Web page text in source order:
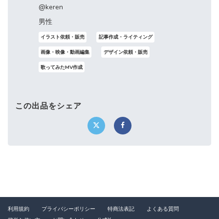
@keren
男性
イラスト依頼・販売 記事作成・ライティング
画像・映像・動画編集 デザイン依頼・販売
歌ってみたMV作成
この出品をシェア
利用規約 プライバシーポリシー 特商法表記
よくある質問